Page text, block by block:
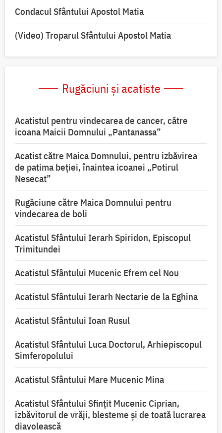
Condacul Sfântului Apostol Matia
(Video) Troparul Sfântului Apostol Matia
Rugăciuni și acatiste
Acatistul pentru vindecarea de cancer, către
icoana Maicii Domnului „Pantanassa”
Acatist către Maica Domnului, pentru izbăvirea
de patima beției, înaintea icoanei „Potirul
Nesecat”
Rugăciune către Maica Domnului pentru
vindecarea de boli
Acatistul Sfântului Ierarh Spiridon, Episcopul
Trimitundei
Acatistul Sfântului Mucenic Efrem cel Nou
Acatistul Sfântului Ierarh Nectarie de la Eghina
Acatistul Sfântului Ioan Rusul
Acatistul Sfântului Luca Doctorul, Arhiepiscopul
Simferopolului
Acatistul Sfântului Mare Mucenic Mina
Acatistul Sfântului Sfințit Mucenic Ciprian,
izbăvitorul de vrăji, blesteme și de toată lucrarea
diavolească